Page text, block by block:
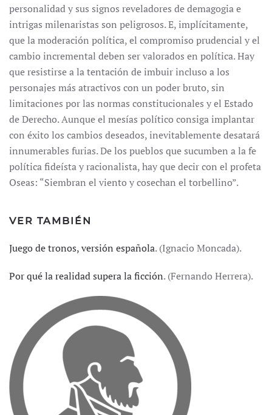
personalidad y sus signos reveladores de demagogia e
intrigas milenaristas son peligrosos. E, implícitamente,
que la moderación política, el compromiso prudencial y el
cambio incremental deben ser valorados en política. Hay
que resistirse a la tentación de imbuir incluso a los
personajes más atractivos con un poder bruto, sin
limitaciones por las normas constitucionales y el Estado
de Derecho. Aunque el mesías político consiga implantar
con éxito los cambios deseados, inevitablemente desatará
innumerables furias. De los pueblos que sucumben a la fe
política fideísta y racionalista, hay que decir con el profeta
Oseas: “Siembran el viento y cosechan el torbellino”.
VER TAMBIÉN
Juego de tronos, versión española. (Ignacio Moncada).
Por qué la realidad supera la ficción. (Fernando Herrera).